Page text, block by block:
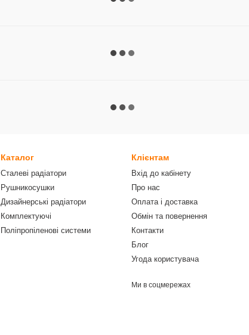
Каталог
Сталеві радіатори
Рушникосушки
Дизайнерські радіатори
Комплектуючі
Поліпропіленові системи
Клієнтам
Вхід до кабінету
Про нас
Оплата і доставка
Обмін та повернення
Контакти
Блог
Угода користувача
Ми в соцмережах